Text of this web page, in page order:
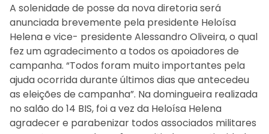
A solenidade de posse da nova diretoria será
anunciada brevemente pela presidente Heloísa
Helena e vice- presidente Alessandro Oliveira, o qual
fez um agradecimento a todos os apoiadores de
campanha. “Todos foram muito importantes pela
ajuda ocorrida durante últimos dias que antecedeu
as eleições de campanha”. Na domingueira realizada
no salão do 14 BIS, foi a vez da Heloísa Helena
agradecer e parabenizar todos associados militares